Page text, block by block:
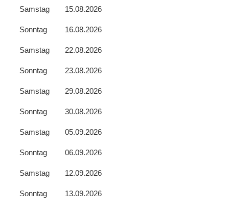
Samstag 15.08.2026
Sonntag 16.08.2026
Samstag 22.08.2026
Sonntag 23.08.2026
Samstag 29.08.2026
Sonntag 30.08.2026
Samstag 05.09.2026
Sonntag 06.09.2026
Samstag 12.09.2026
Sonntag 13.09.2026